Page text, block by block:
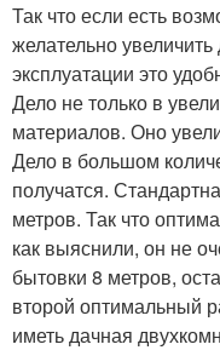
Так что если есть
желательно
эксплуатации это
Дело не только в
материалов. Оно
Дело в большом
получатся.
метров. Так что
как выяснили, он не
бытовки 8 метров,
второй оптимальный
иметь дачная